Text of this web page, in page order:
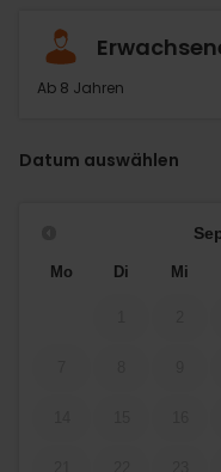
Ab 8 Jahren
Datum auswählen
Mo Di Mi